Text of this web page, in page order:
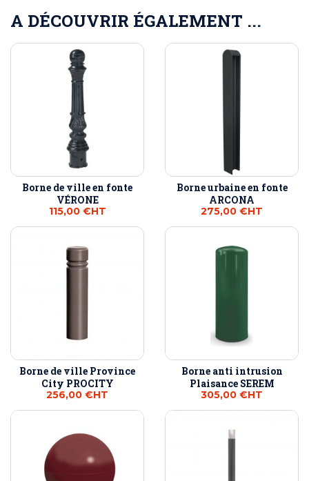
A DÉCOUVRIR ÉGALEMENT ...
Borne de ville en fonte
VÉRONE
115,00 €HT
Borne urbaine en fonte
ARCONA
275,00 €HT
Borne de ville Province
City PROCITY
256,00 €HT
Borne anti intrusion
Plaisance SEREM
305,00 €HT